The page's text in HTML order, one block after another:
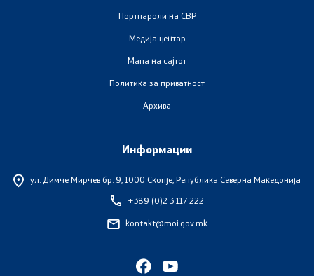
Портпароли на СВР
Медија центар
Мапа на сајтот
Политика за приватност
Архива
Информации
ул. Димче Мирчев бр. 9, 1000 Скопје, Република Северна Македонија
+389 (0)2 3 117 222
kontakt@moi.gov.mk